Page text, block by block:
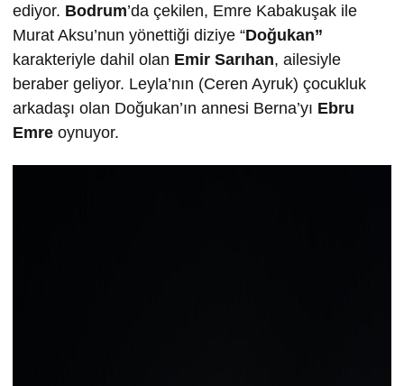
ediyor. Bodrum’da çekilen, Emre Kabakuşak ile
Murat Aksu’nun yönettiği diziye “Doğukan”
karakteriyle dahil olan Emir Sarıhan, ailesiyle
beraber geliyor. Leyla’nın (Ceren Ayruk) çocukluk
arkadaşı olan Doğukan’ın annesi Berna’yı Ebru
Emre oynuyor.